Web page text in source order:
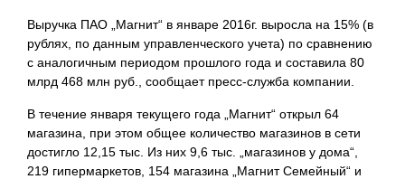
Выручка ПАО „Магнит“ в январе 2016г. выросла на 15% (в
рублях, по данным управленческого учета) по сравнению
с аналогичным периодом прошлого года и составила 80
млрд 468 млн руб., сообщает пресс-служба компании.
В течение января текущего года „Магнит“ открыл 64
магазина, при этом общее количество магазинов в сети
достигло 12,15 тыс. Из них 9,6 тыс. „магазинов у дома“,
219 гипермаркетов, 154 магазина „Магнит Семейный“ и